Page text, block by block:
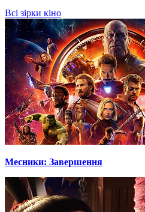
Всі зірки кіно
Месники: Завершення